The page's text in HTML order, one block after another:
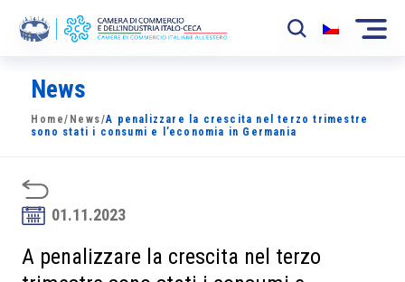
La Camera
News
Sviluppo Mercato
Soci
News
Home/ News/A penalizzare la crescita nel terzo trimestre
sono stati i consumi e l’economia in Germania
01.11.2023
A penalizzare la crescita nel terzo